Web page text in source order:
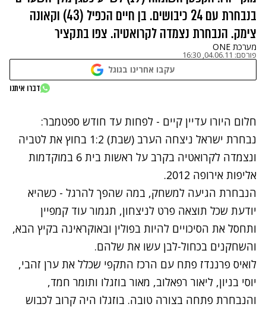
בנבחרת עם 24 כיבושים. בן חיים הכפיל (43) וקאונה
צימק. הנבחרת נצמדה לקרואטיה. צפו בתקציר
מערכת ONE
פורסם: 04.06.11, 16:30
עקבו אחרינו בגוגל
דברו איתנו
נתקלנו בבעיה
נסה שוב
חלום היורו עדיין קיים - לפחות עד חודש ספטמבר:
נבחרת ישראל ניצחה הערב (שבת) 1:2 בחוץ את לטביה
ונצמדה לקרואטיה בקרב על ראשות בית 6 במוקדמות
אליפות אירופה 2012.
הנבחרת הגיעה למשחק, במה שהפך להרגל - כשהיא
יודעת שכל תוצאה פרט לניצחון, תגמור עוד קמפיין
ותחסל את הסיכויים להיות בפולין ובאוקראינה בקיץ הבא,
והשחקנים בכחול-לבן עשו את שלהם.
לואיס פרננדז פתח עם הרכז התקפי שכלל את ערן זהבי,
יוסי בניון, ליאור רפאלוב, מאור בוזגלו ותומר חמד,
והנבחרת פתחה בצורה טובה. בוזגלו היה קרוב לכבוש